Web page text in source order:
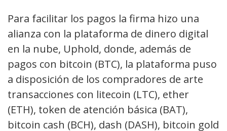
Para facilitar los pagos la firma hizo una
alianza con la plataforma de dinero digital
en la nube, Uphold, donde, además de
pagos con bitcoin (BTC), la plataforma puso
a disposición de los compradores de arte
transacciones con litecoin (LTC), ether
(ETH), token de atención básica (BAT),
bitcoin cash (BCH), dash (DASH), bitcoin gold